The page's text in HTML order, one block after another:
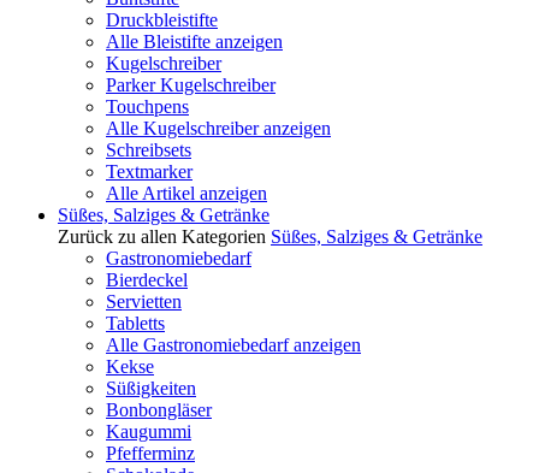
Druckbleistifte
Alle Bleistifte anzeigen
Kugelschreiber
Parker Kugelschreiber
Touchpens
Alle Kugelschreiber anzeigen
Schreibsets
Textmarker
Alle Artikel anzeigen
Süßes, Salziges & Getränke
Zurück zu allen Kategorien Süßes, Salziges & Getränke
Gastronomiebedarf
Bierdeckel
Servietten
Tabletts
Alle Gastronomiebedarf anzeigen
Kekse
Süßigkeiten
Bonbongläser
Kaugummi
Pfefferminz